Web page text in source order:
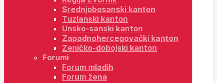
Srednjobosanski kanton
Tuzlanski kanton
Unsko-sanski kanton
Zapadnohercegovački kanton
Zeničko-dobojski kanton
Forumi
Forum mladih
Forum žena